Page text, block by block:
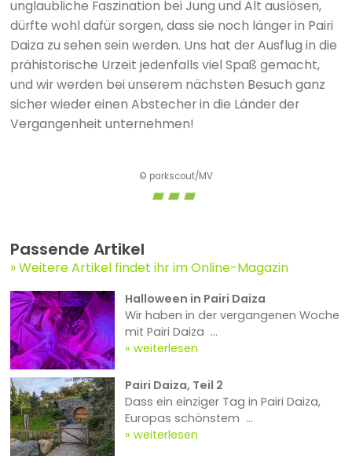
unglaubliche Faszination bei Jung und Alt auslösen,
dürfte wohl dafür sorgen, dass sie noch länger in Pairi
Daiza zu sehen sein werden. Uns hat der Ausflug in die
prähistorische Urzeit jedenfalls viel Spaß gemacht,
und wir werden bei unserem nächsten Besuch ganz
sicher wieder einen Abstecher in die Länder der
Vergangenheit unternehmen!
© parkscout/MV
Passende Artikel
Weitere Artikel findet ihr im Online-Magazin
Halloween in Pairi Daiza
Wir haben in der vergangenen Woche
mit Pairi Daiza ...
weiterlesen
Pairi Daiza, Teil 2
Dass ein einziger Tag in Pairi Daiza,
Europas schönstem ...
weiterlesen